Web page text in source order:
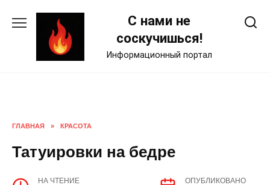
С нами не
соскучишься!
Информационный портал
ГЛАВНАЯ » КРАСОТА
Татуировки на бедре
НА ЧТЕНИЕ ОПУБЛИКОВАНО